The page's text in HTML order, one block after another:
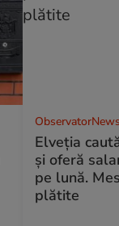
Elveția
și oferă
pe lună.
plătite